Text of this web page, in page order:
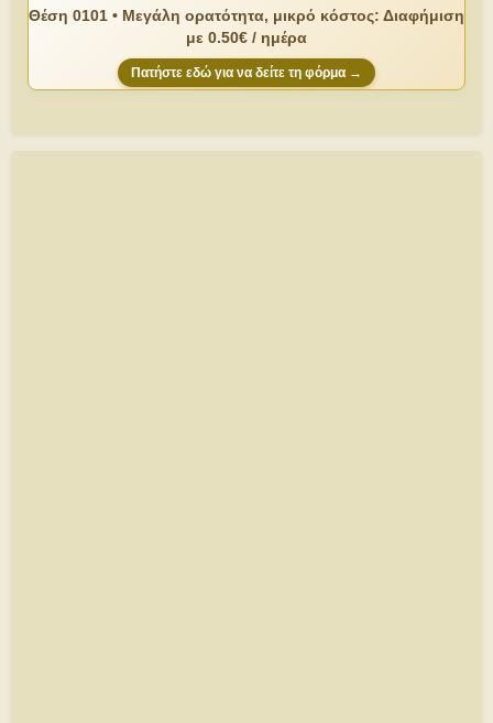
Θέση 0101 • Μεγάλη ορατότητα, μικρό κόστος: Διαφήμιση
με 0.50€ / ημέρα
Πατήστε εδώ για να δείτε τη φόρμα →